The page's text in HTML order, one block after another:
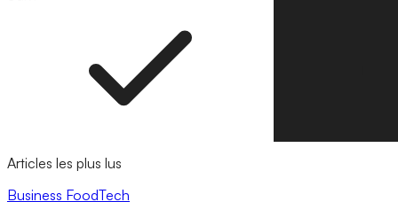
Articles les plus lus
Business FoodTech